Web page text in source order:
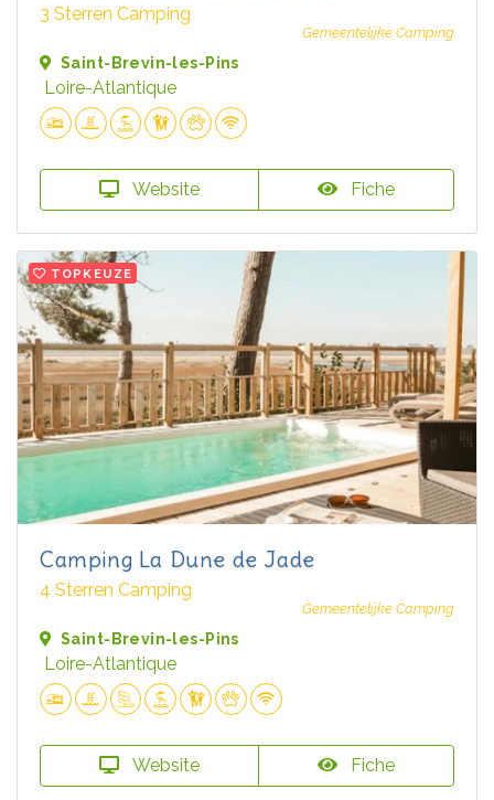
3 Sterren Camping
Gemeentelijke Camping
Saint-Brevin-les-Pins
Loire-Atlantique
Website Fiche
TOPKEUZE
Camping La Dune de Jade
4 Sterren Camping
Gemeentelijke Camping
Saint-Brevin-les-Pins
Loire-Atlantique
Website Fiche